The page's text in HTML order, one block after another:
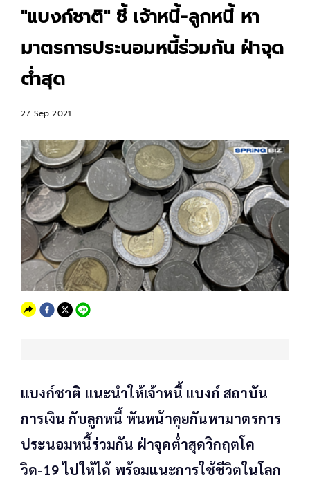
"แบงก์ชาติ" ชี้ เจ้าหนี้-ลูกหนี้ หา
มาตรการประนอมหนี้ร่วมกัน ฝ่าจุด
ต่ำสุด
27 Sep 2021
แบงก์ชาติ แนะนำให้เจ้าหนี้ แบงก์ สถาบัน
การเงิน กับลูกหนี้ หันหน้าคุยกันหามาตรการ
ประนอมหนี้ร่วมกัน ฝ่าจุดต่ำสุดวิกฤตโค
วิด-19 ไปให้ได้ พร้อมแนะการใช้ชีวิตในโลก